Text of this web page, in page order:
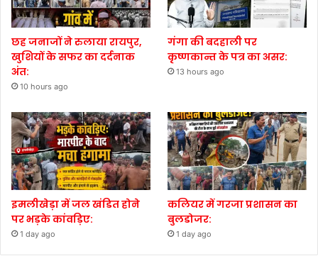
छह जनाजों ने रुलाया रायपुर,
खुशियों के सफर का दर्दनाक
अंत:
10 hours ago
गंगा की बदहाली पर
कृष्णकान्त के पत्र का असर:
13 hours ago
इमलीखेड़ा में जल खंडित होने
पर भड़के कांवड़िए:
1 day ago
कलियर में गरजा प्रशासन का
बुलडोजर:
1 day ago